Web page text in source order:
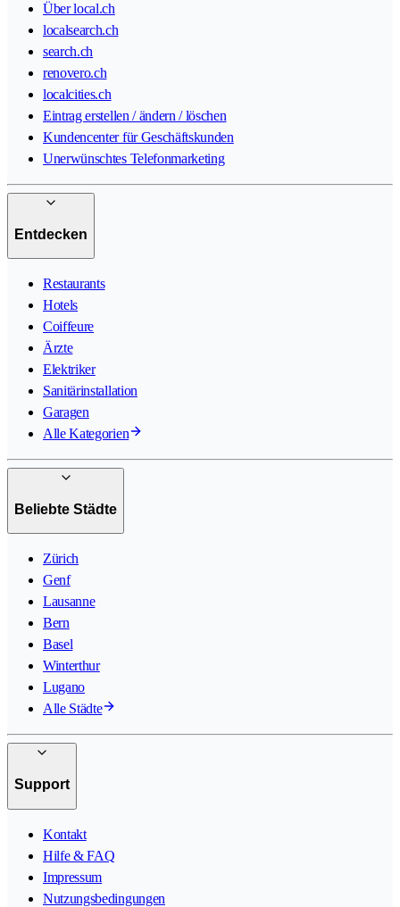
Über local.ch
localsearch.ch
search.ch
renovero.ch
localcities.ch
Eintrag erstellen / ändern / löschen
Kundencenter für Geschäftskunden
Unerwünschtes Telefonmarketing
Entdecken
Restaurants
Hotels
Coiffeure
Ärzte
Elektriker
Sanitärinstallation
Garagen
Alle Kategorien
Beliebte Städte
Zürich
Genf
Lausanne
Bern
Basel
Winterthur
Lugano
Alle Städte
Support
Kontakt
Hilfe & FAQ
Impressum
Nutzungsbedingungen